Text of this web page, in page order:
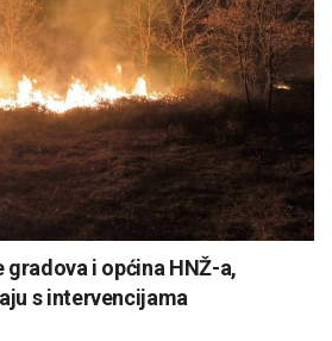
i općina HNŽ-a,
s intervencijama